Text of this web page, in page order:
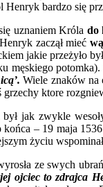
Henryk bardzo się
uznaniem Króla do
zaczął mieć
jakie przeżyło
męskiego potomka).
Wiele znaków na
grzechy ktore
był jak zwykle
– 19 maja
życiu
ze swych
ojciec to zdrajca